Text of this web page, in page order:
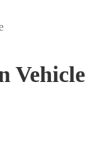
Vehicle